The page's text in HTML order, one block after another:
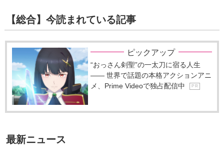
【総合】今読まれている記事
ピックアップ
“おっさん剣聖”の一太刀に宿る人生
―― 世界で話題の本格アクションアニ
メ、Prime Videoで独占配信中
P R
最新ニュース